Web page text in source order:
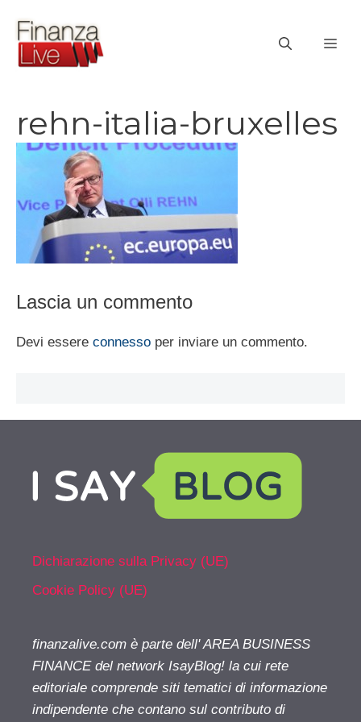
contenuto
rehn-italia-bruxelles
Lascia un commento
Devi essere connesso per inviare un commento.
Dichiarazione sulla Privacy (UE)
Cookie Policy (UE)
finanzalive.com è parte dell' AREA BUSINESS
FINANCE del network IsayBlog! la cui rete
editoriale comprende siti tematici di informazione
indipendente che contano sul contributo di